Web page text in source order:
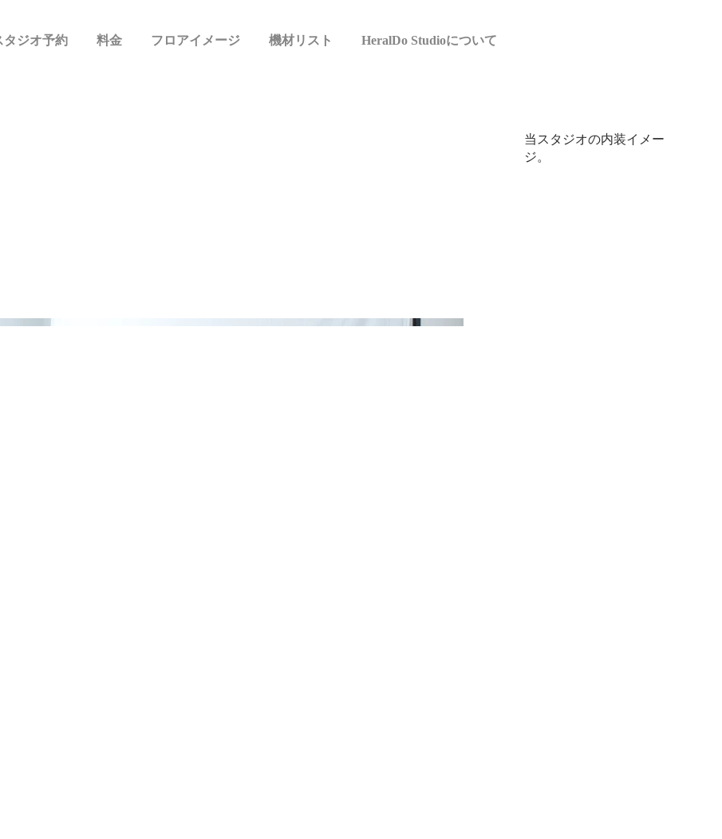
タジオ予約 料金 フロアイメージ 機材リスト HeralDo Studioについて
当スタジオの内装イメー
ジ。